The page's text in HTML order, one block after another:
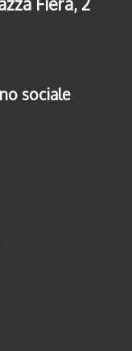
Fiera, 2
sociale